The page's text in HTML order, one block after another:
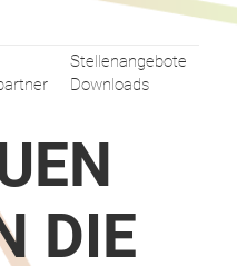
Stellenangebote
Downloads
DIE